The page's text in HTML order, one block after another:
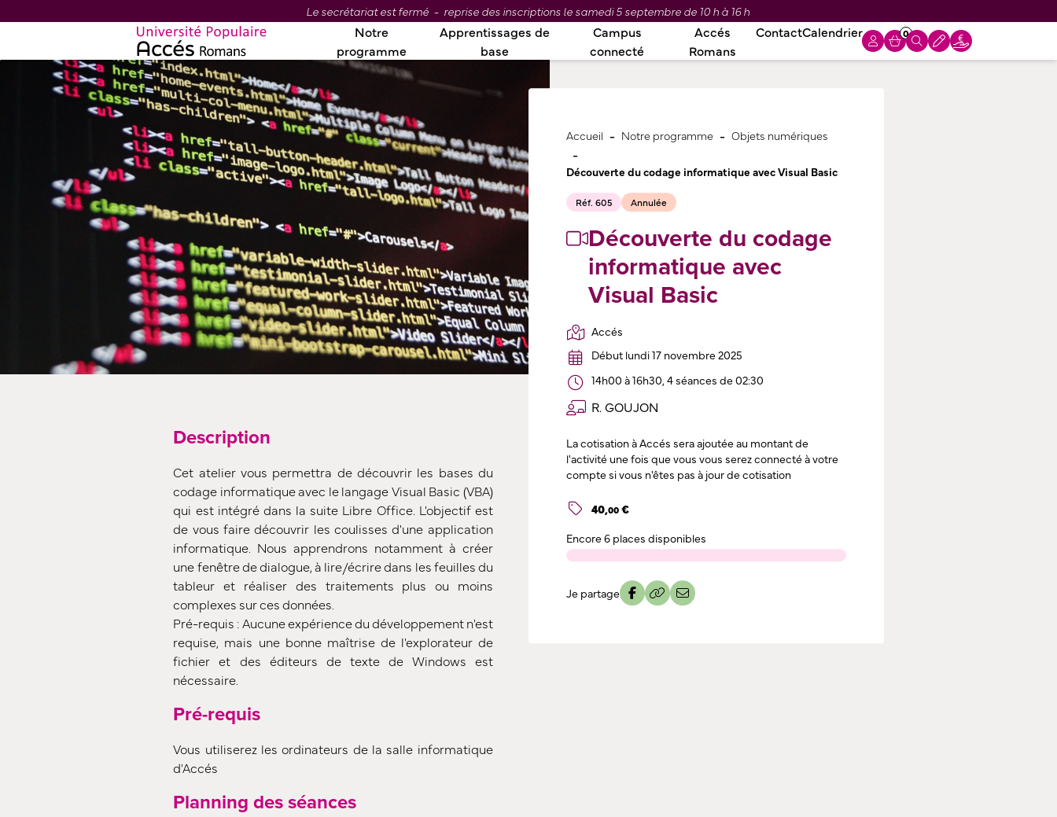
Le secrétariat est fermé - reprise des inscriptions le samedi 5 septembre de 10 h à 16 h
Notre
programme
Apprentissages de
base
Campus
connecté
Accés
Romans
ContactCalendrier 0
Description
Cet atelier vous permettra de découvrir les bases du
codage informatique avec le langage Visual Basic (VBA)
qui est intégré dans la suite Libre Office. L'objectif est
de vous faire découvrir les coulisses d'une application
informatique. Nous apprendrons notamment à créer
une fenêtre de dialogue, à lire/écrire dans les feuilles du
tableur et réaliser des traitements plus ou moins
complexes sur ces données.
Pré-requis : Aucune expérience du développement n'est
requise, mais une bonne maîtrise de l'explorateur de
fichier et des éditeurs de texte de Windows est
nécessaire.
Pré-requis
Vous utiliserez les ordinateurs de la salle informatique
d'Accés
Planning des séances
Accueil - Notre programme - Objets numériques
-
Découverte du codage informatique avec Visual Basic
Réf. 605 Annulée
Découverte du codage
informatique avec
Visual Basic
Accés
Début lundi 17 novembre 2025
14h00 à 16h30, 4 séances de 02:30
R. GOUJON
La cotisation à Accés sera ajoutée au montant de
l'activité une fois que vous vous serez connecté à votre
compte si vous n'êtes pas à jour de cotisation
40,00€
Encore6 places disponibles
Je partage